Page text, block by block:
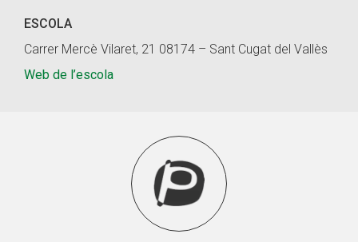
ESCOLA
Carrer Mercè Vilaret, 21 08174 – Sant Cugat del Vallès
Web de l’escola